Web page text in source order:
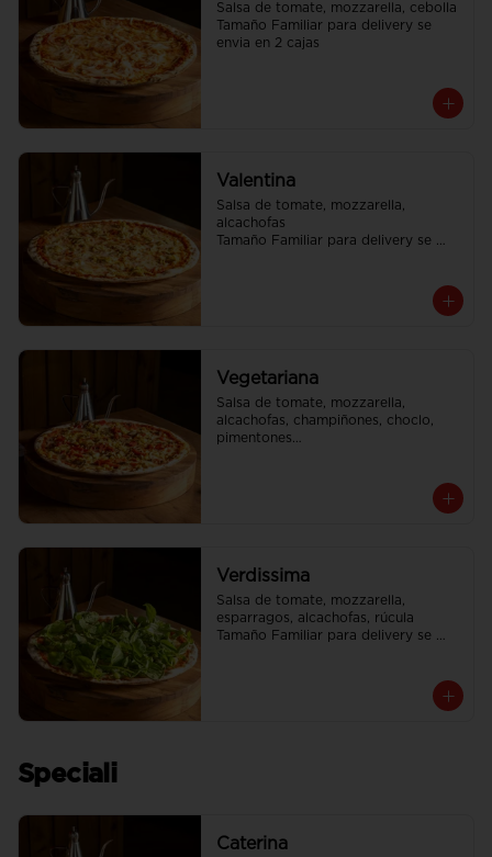
Salsa de tomate, mozzarella, cebolla
Tamaño Familiar para delivery se
envia en 2 cajas
Valentina
Salsa de tomate, mozzarella,
alcachofas
Tamaño Familiar para delivery se
Vegetariana
Salsa de tomate, mozzarella,
alcachofas, champiñones, choclo,
pimentones
Verdissima
Salsa de tomate, mozzarella,
esparragos, alcachofas, rúcula
Tamaño Familiar para delivery se
Speciali
Caterina